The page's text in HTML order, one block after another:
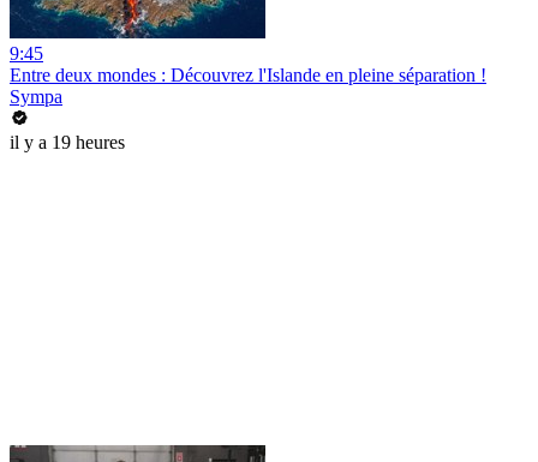
9:45
Entre deux mondes : Découvrez l'Islande en pleine séparation !
Sympa
il y a 19 heures